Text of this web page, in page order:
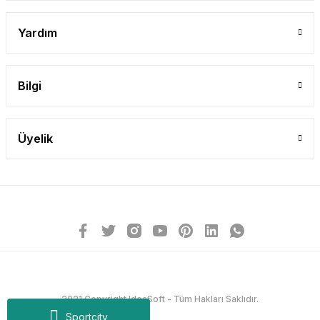
Sportcity
Yardım
Bilgi
Üyelik
2021 Copyright IdeaSoft - Tüm Hakları Saklıdır.